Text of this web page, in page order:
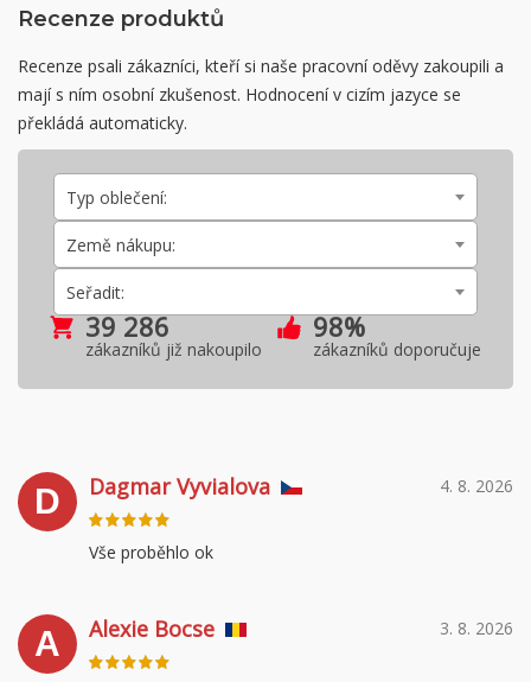
Recenze produktů
Recenze psali zákazníci, kteří si naše pracovní oděvy zakoupili a
mají s ním osobní zkušenost. Hodnocení v cizím jazyce se
překládá automaticky.
Typ oblečení:
Země nákupu:
Seřadit:
39 286
zákazníků již nakoupilo
98%
zákazníků doporučuje
D 4. 8. 2026
Dagmar Vyvialova
Vše proběhlo ok
A 3. 8. 2026
Alexie Bocse